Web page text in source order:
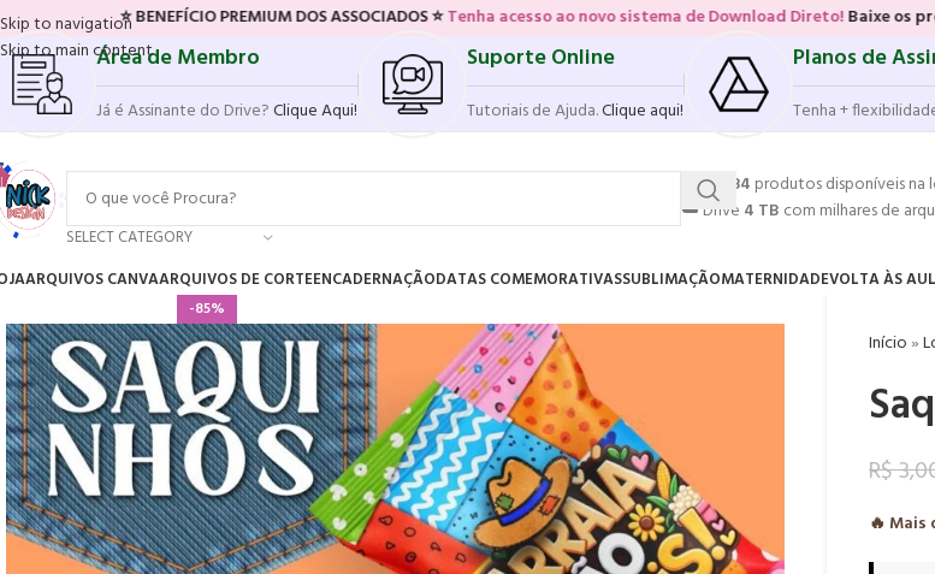
Skip to navigation
Skip to main content
PREMIUM DOS ASSOCIADOS ⭐Tenha acesso ao novo sistema de Download Direto!Baixe os produtos
Área de Membro
Já é Assinante do Drive?Clique Aqui!
Suporte Online
Tutoriais de Ajuda.Clique aqui!
Planos de
Tenha +
SELECT CATEGORY
💥17.584 produtos disponíveis na
☁️ Drive 4 TB com milhares de
ARQUIVOS CANVAARQUIVOS DE CORTEENCADERNAÇÃODATAS COMEMORATIVASSUBLIMAÇÃOMATERNIDADEVOLTA ÀS
-85%
Início»
R$
🔥 Mais